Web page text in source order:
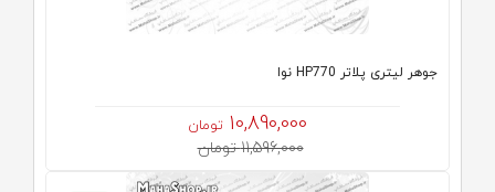
جوهر لیتری پلاتر HP770 نوا
10,890,000 تومان
11,596,000 تومان